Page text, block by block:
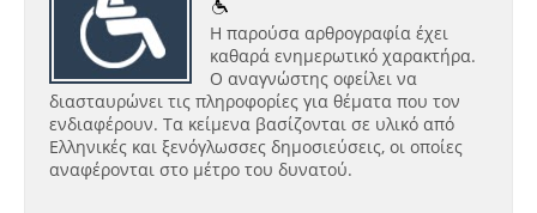
Η παρούσα αρθρογραφία έχει
καθαρά ενημερωτικό χαρακτήρα.
Ο αναγνώστης οφείλει να
διασταυρώνει τις πληροφορίες για θέματα που τον
ενδιαφέρουν. Τα κείμενα βασίζονται σε υλικό από
Ελληνικές και ξενόγλωσσες δημοσιεύσεις, οι οποίες
αναφέρονται στο μέτρο του δυνατού.